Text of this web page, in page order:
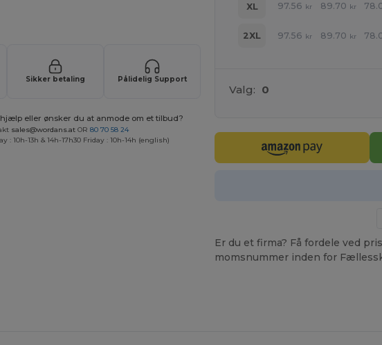
Sikker betaling Pålidelig Support
eller ønsker du at anmode om et tilbud?
sales@wordans.at OR80 70 58 24
: 10h-13h & 14h-17h30 Friday : 10h-14h (english)
XL 97.56 kr 89.70 kr
2XL 97.56 kr 89.70 kr
Valg: 0
Er du et firma? Få fordele ved
momsnummer inden for